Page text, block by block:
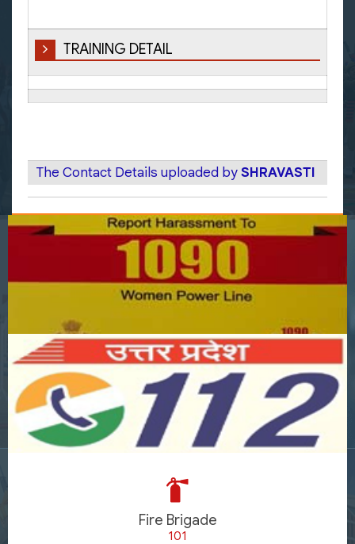
TRAINING DETAIL
The Contact Details uploaded bySHRAVASTI
Fire Brigade
101